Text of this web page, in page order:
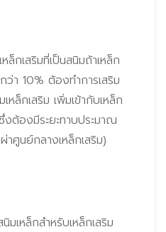
ล็กเสริมที่เป็นสนิมถ้าเหล็ก
า 10% ต้องทำการเสริม
หล็กเสริม เพิ่มเข้ากับเหล็ก
งต้องมีระยะทาบประมาณ
ศูนย์กลางเหล็กเสริม)
เหล็กสำหรับเหล็กเสริม